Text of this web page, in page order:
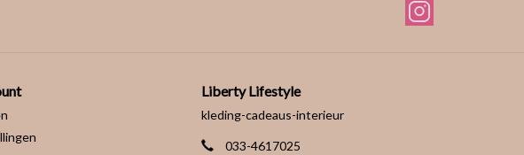
Liberty Lifestyle
kleding-cadeaus-interieur
033-4617025